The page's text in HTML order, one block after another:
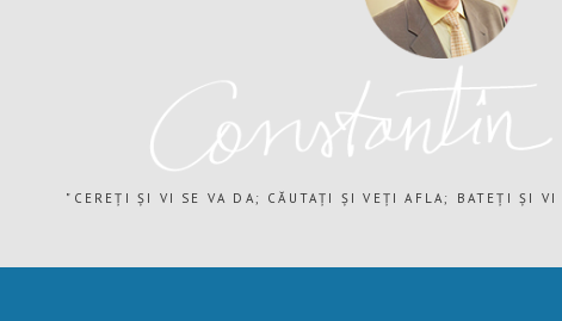
"CEREȚI ȘI VI SE VA DA; CĂUTAȚI ȘI VEȚI AFLA; BATEȚI ȘI VI